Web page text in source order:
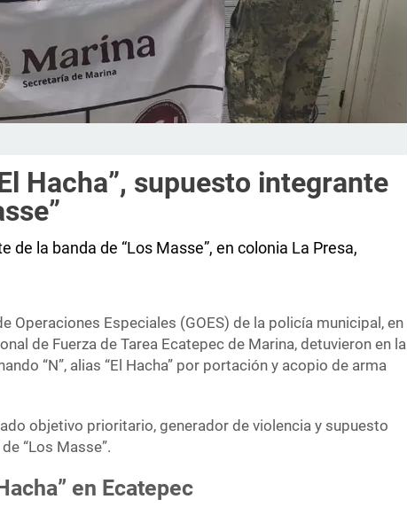
Hacha”, supuesto integrante
de la banda de “Los Masse”, en colonia La Presa,
Operaciones Especiales (GOES) de la policía municipal, en
de Fuerza de Tarea Ecatepec de Marina, detuvieron en la
“N”, alias “El Hacha” por portación y acopio de arma
objetivo prioritario, generador de violencia y supuesto
“Los Masse”.
en Ecatepec